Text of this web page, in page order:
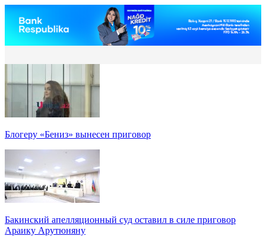
Блогеру «Бениз» вынесен приговор
Бакинский апелляционный суд оставил в силе приговор
Араику Арутюняну